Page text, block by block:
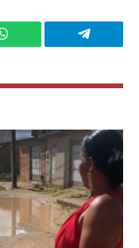
WhatsApp Telegram